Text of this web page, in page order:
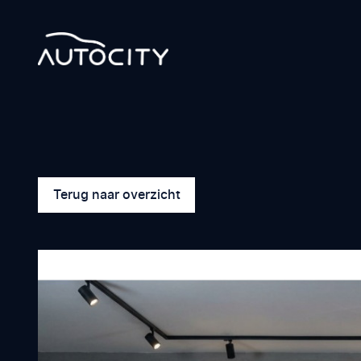
Terug naar overzicht